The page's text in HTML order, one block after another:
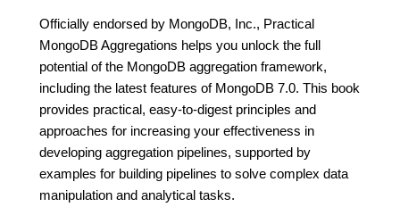
Officially endorsed by MongoDB, Inc., Practical
MongoDB Aggregations helps you unlock the full
potential of the MongoDB aggregation framework,
including the latest features of MongoDB 7.0. This book
provides practical, easy-to-digest principles and
approaches for increasing your effectiveness in
developing aggregation pipelines, supported by
examples for building pipelines to solve complex data
manipulation and analytical tasks.